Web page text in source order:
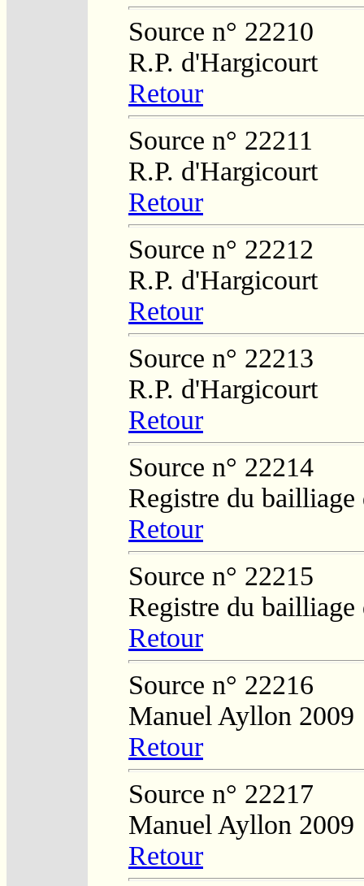
Source n° 22210
R.P. d'Hargicourt
Retour
Source n° 22211
R.P. d'Hargicourt
Retour
Source n° 22212
R.P. d'Hargicourt
Retour
Source n° 22213
R.P. d'Hargicourt
Retour
Source n° 22214
Registre du bailliage
Retour
Source n° 22215
Registre du bailliage
Retour
Source n° 22216
Manuel Ayllon 2009
Retour
Source n° 22217
Manuel Ayllon 2009
Retour